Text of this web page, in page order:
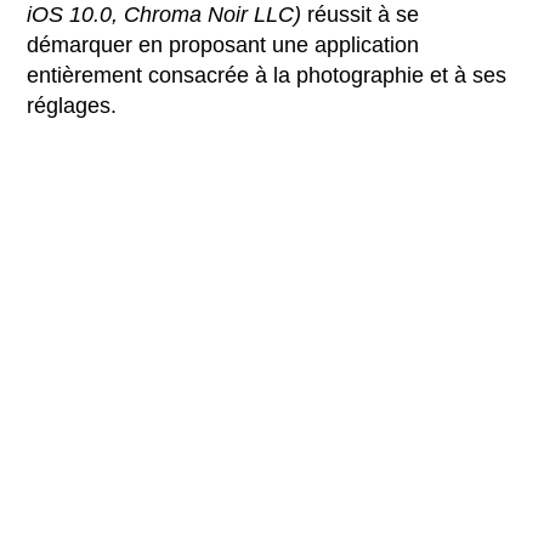
iOS 10.0, Chroma Noir LLC) réussit à se
démarquer en proposant une application
entièrement consacrée à la photographie et à ses
réglages.